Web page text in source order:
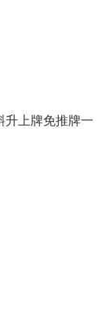
升上牌免推牌一